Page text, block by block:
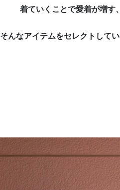
着ていくことで愛着が増す、
そんなアイテムをセレクトしてい